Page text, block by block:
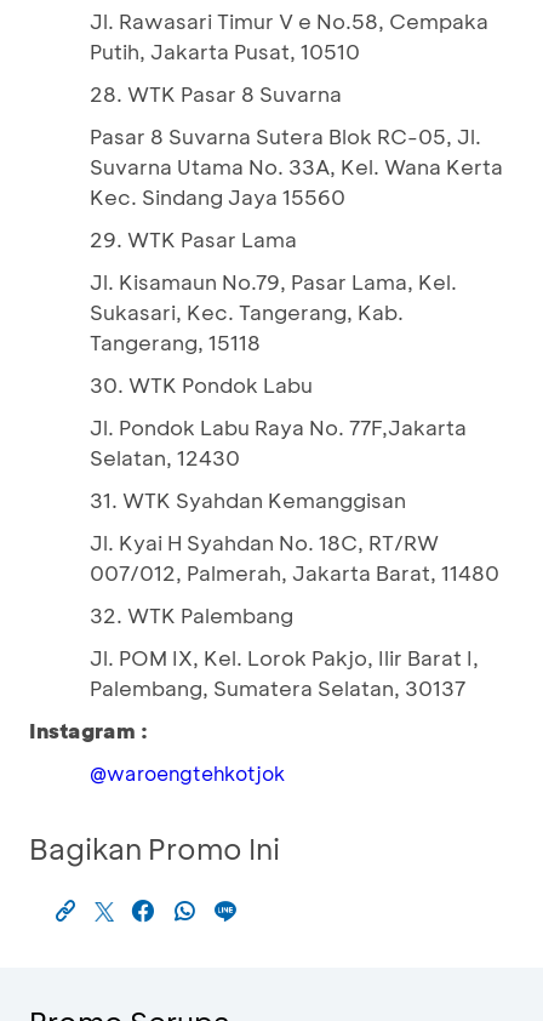
Jl. Rawasari Timur V e No.58, Cempaka
Putih, Jakarta Pusat, 10510
28. WTK Pasar 8 Suvarna
Pasar 8 Suvarna Sutera Blok RC-05, Jl.
Suvarna Utama No. 33A, Kel. Wana Kerta
Kec. Sindang Jaya 15560
29. WTK Pasar Lama
Jl. Kisamaun No.79, Pasar Lama, Kel.
Sukasari, Kec. Tangerang, Kab.
Tangerang, 15118
30. WTK Pondok Labu
Jl. Pondok Labu Raya No. 77F,Jakarta
Selatan, 12430
31. WTK Syahdan Kemanggisan
Jl. Kyai H Syahdan No. 18C, RT/RW
007/012, Palmerah, Jakarta Barat, 11480
32. WTK Palembang
Jl. POM IX, Kel. Lorok Pakjo, Ilir Barat I,
Palembang, Sumatera Selatan, 30137
Instagram :
@waroengtehkotjok
Bagikan Promo Ini